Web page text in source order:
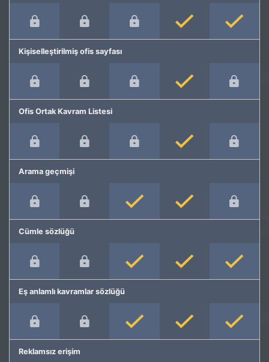
Kişiselleştirilmiş ofis sayfası
Ofis Ortak Kavram Listesi
Arama geçmişi
Cümle sözlüğü
Eş anlamlı kavramlar sözlüğü
Reklamsız erişim